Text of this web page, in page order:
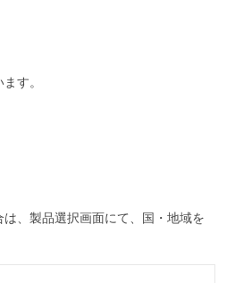
す。
、製品選択画面にて、国・地域を